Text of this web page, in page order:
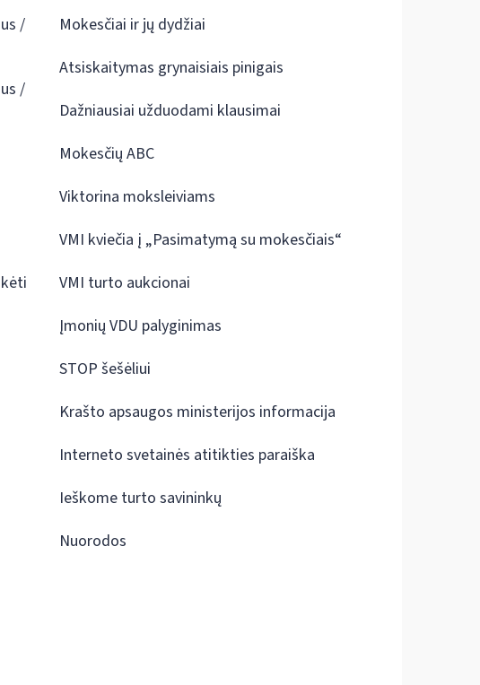
/
/
Mokesčiai ir jų dydžiai
Atsiskaitymas grynaisiais pinigais
Dažniausiai užduodami klausimai
Mokesčių ABC
Viktorina moksleiviams
VMI kviečia į „Pasimatymą su mokesčiais“
VMI turto aukcionai
Įmonių VDU palyginimas
STOP šešėliui
Krašto apsaugos ministerijos informacija
Interneto svetainės atitikties paraiška
Ieškome turto savininkų
Nuorodos